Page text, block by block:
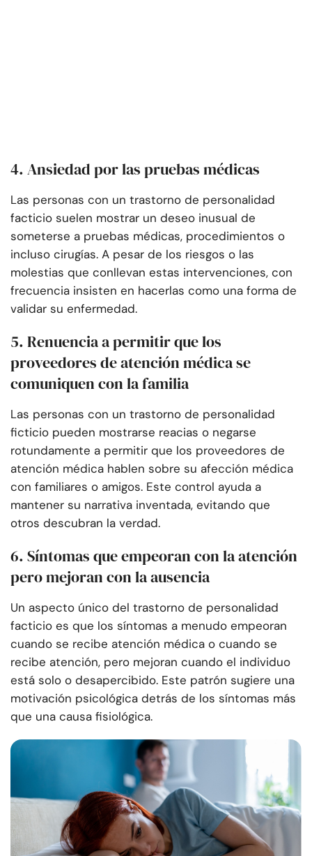
4. Ansiedad por las pruebas médicas
Las personas con un trastorno de personalidad
facticio suelen mostrar un deseo inusual de
someterse a pruebas médicas, procedimientos o
incluso cirugías. A pesar de los riesgos o las
molestias que conllevan estas intervenciones, con
frecuencia insisten en hacerlas como una forma de
validar su enfermedad.
5. Renuencia a permitir que los
proveedores de atención médica se
comuniquen con la familia
Las personas con un trastorno de personalidad
ficticio pueden mostrarse reacias o negarse
rotundamente a permitir que los proveedores de
atención médica hablen sobre su afección médica
con familiares o amigos. Este control ayuda a
mantener su narrativa inventada, evitando que
otros descubran la verdad.
6. Síntomas que empeoran con la atención
pero mejoran con la ausencia
Un aspecto único del trastorno de personalidad
facticio es que los síntomas a menudo empeoran
cuando se recibe atención médica o cuando se
recibe atención, pero mejoran cuando el individuo
está solo o desapercibido. Este patrón sugiere una
motivación psicológica detrás de los síntomas más
que una causa fisiológica.